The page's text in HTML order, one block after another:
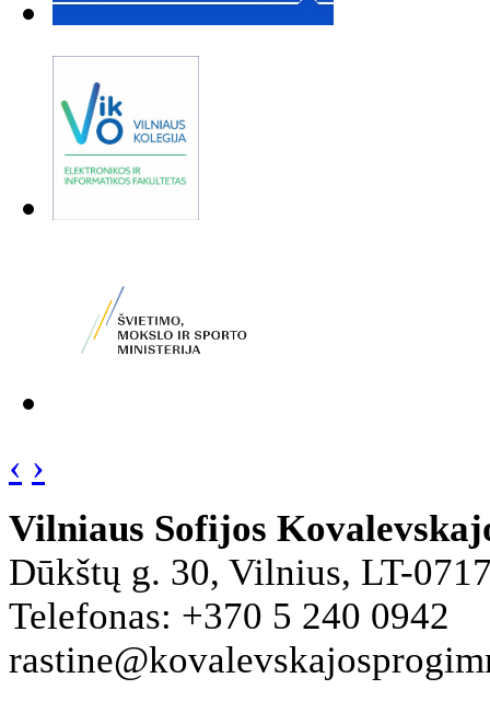
‹ ›
Vilniaus Sofijos
Dūkštų g. 30, Vilnius, LT-
Telefonas: +370 5 240 0942